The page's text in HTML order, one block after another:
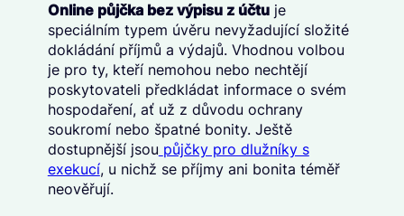
Online půjčka bez výpisu z účtuje
speciálním typem úvěru nevyžadující složité
dokládání příjmů a výdajů. Vhodnou volbou
je pro ty, kteří nemohou nebo nechtějí
poskytovateli předkládat informace o svém
hospodaření, ať už z důvodu ochrany
soukromí nebo špatné bonity. Ještě
dostupnější jsou půjčky pro dlužníky s
exekucí, u nichž se příjmy ani bonita téměř
neověřují.